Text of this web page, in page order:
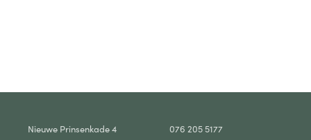
Nieuwe Prinsenkade 4
076 205 5177